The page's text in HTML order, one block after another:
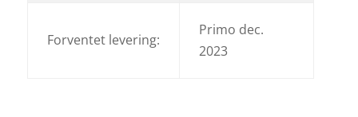
Forventet levering:
Primo dec.
2023